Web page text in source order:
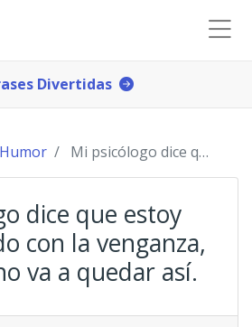
Divertidas
Humor Mi psicólogo dice que estoy obsesionado con la ve
dice que estoy
con la venganza,
va a quedar así.